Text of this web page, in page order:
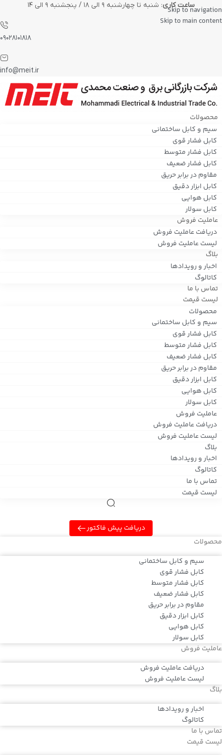
Skip to navigation
Skip to main content
ساعت کاری: شنبه تا چهارشنبه ۹ الی ۱۸ / پنجشنبه ۹ الی ۱۴
۰۹۰۲۸۱۰۱۸۱۸
info@meit.ir
محصولات
سیم و کابل ساختمانی
کابل فشار قوی
کابل فشار متوسط
کابل فشار ضعیف
مقاوم در برابر حریق
کابل ابزار دقیق
کابل هوایی
کابل سولار
عاملیت فروش
دریافت عاملیت فروش
لیست عاملیت فروش
بلاگ
اخبار و رویدادها
کاتالوگ
تماس با ما
لیست قیمت
محصولات
سیم و کابل ساختمانی
کابل فشار قوی
کابل فشار متوسط
کابل فشار ضعیف
مقاوم در برابر حریق
کابل ابزار دقیق
کابل هوایی
کابل سولار
عاملیت فروش
دریافت عاملیت فروش
لیست عاملیت فروش
بلاگ
اخبار و رویدادها
کاتالوگ
تماس با ما
لیست قیمت
دریافت پیش فاکتور
محصولات
سیم و کابل ساختمانی
کابل فشار قوی
کابل فشار متوسط
کابل فشار ضعیف
مقاوم در برابر حریق
کابل ابزار دقیق
کابل هوایی
کابل سولار
عاملیت فروش
دریافت عاملیت فروش
لیست عاملیت فروش
بلاگ
اخبار و رویدادها
کاتالوگ
تماس با ما
لیست قیمت